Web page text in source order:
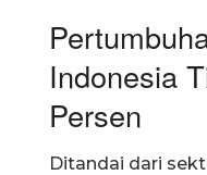
Indonesia
Persen
Ditandai dari